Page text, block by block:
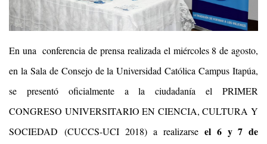
En una conferencia de prensa realizada el miércoles 8 de agosto,
en la Sala de Consejo de la Universidad Católica Campus Itapúa,
se presentó oficialmente a la ciudadanía el PRIMER
CONGRESO UNIVERSITARIO EN CIENCIA, CULTURA Y
SOCIEDAD (CUCCS-UCI 2018) a realizarseel 6 y 7 de